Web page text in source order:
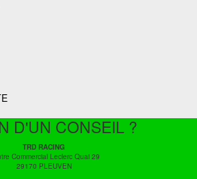
D'UN CONSEIL ?
TRD RACING
Commercial Leclerc Quai 29
29170 PLEUVEN